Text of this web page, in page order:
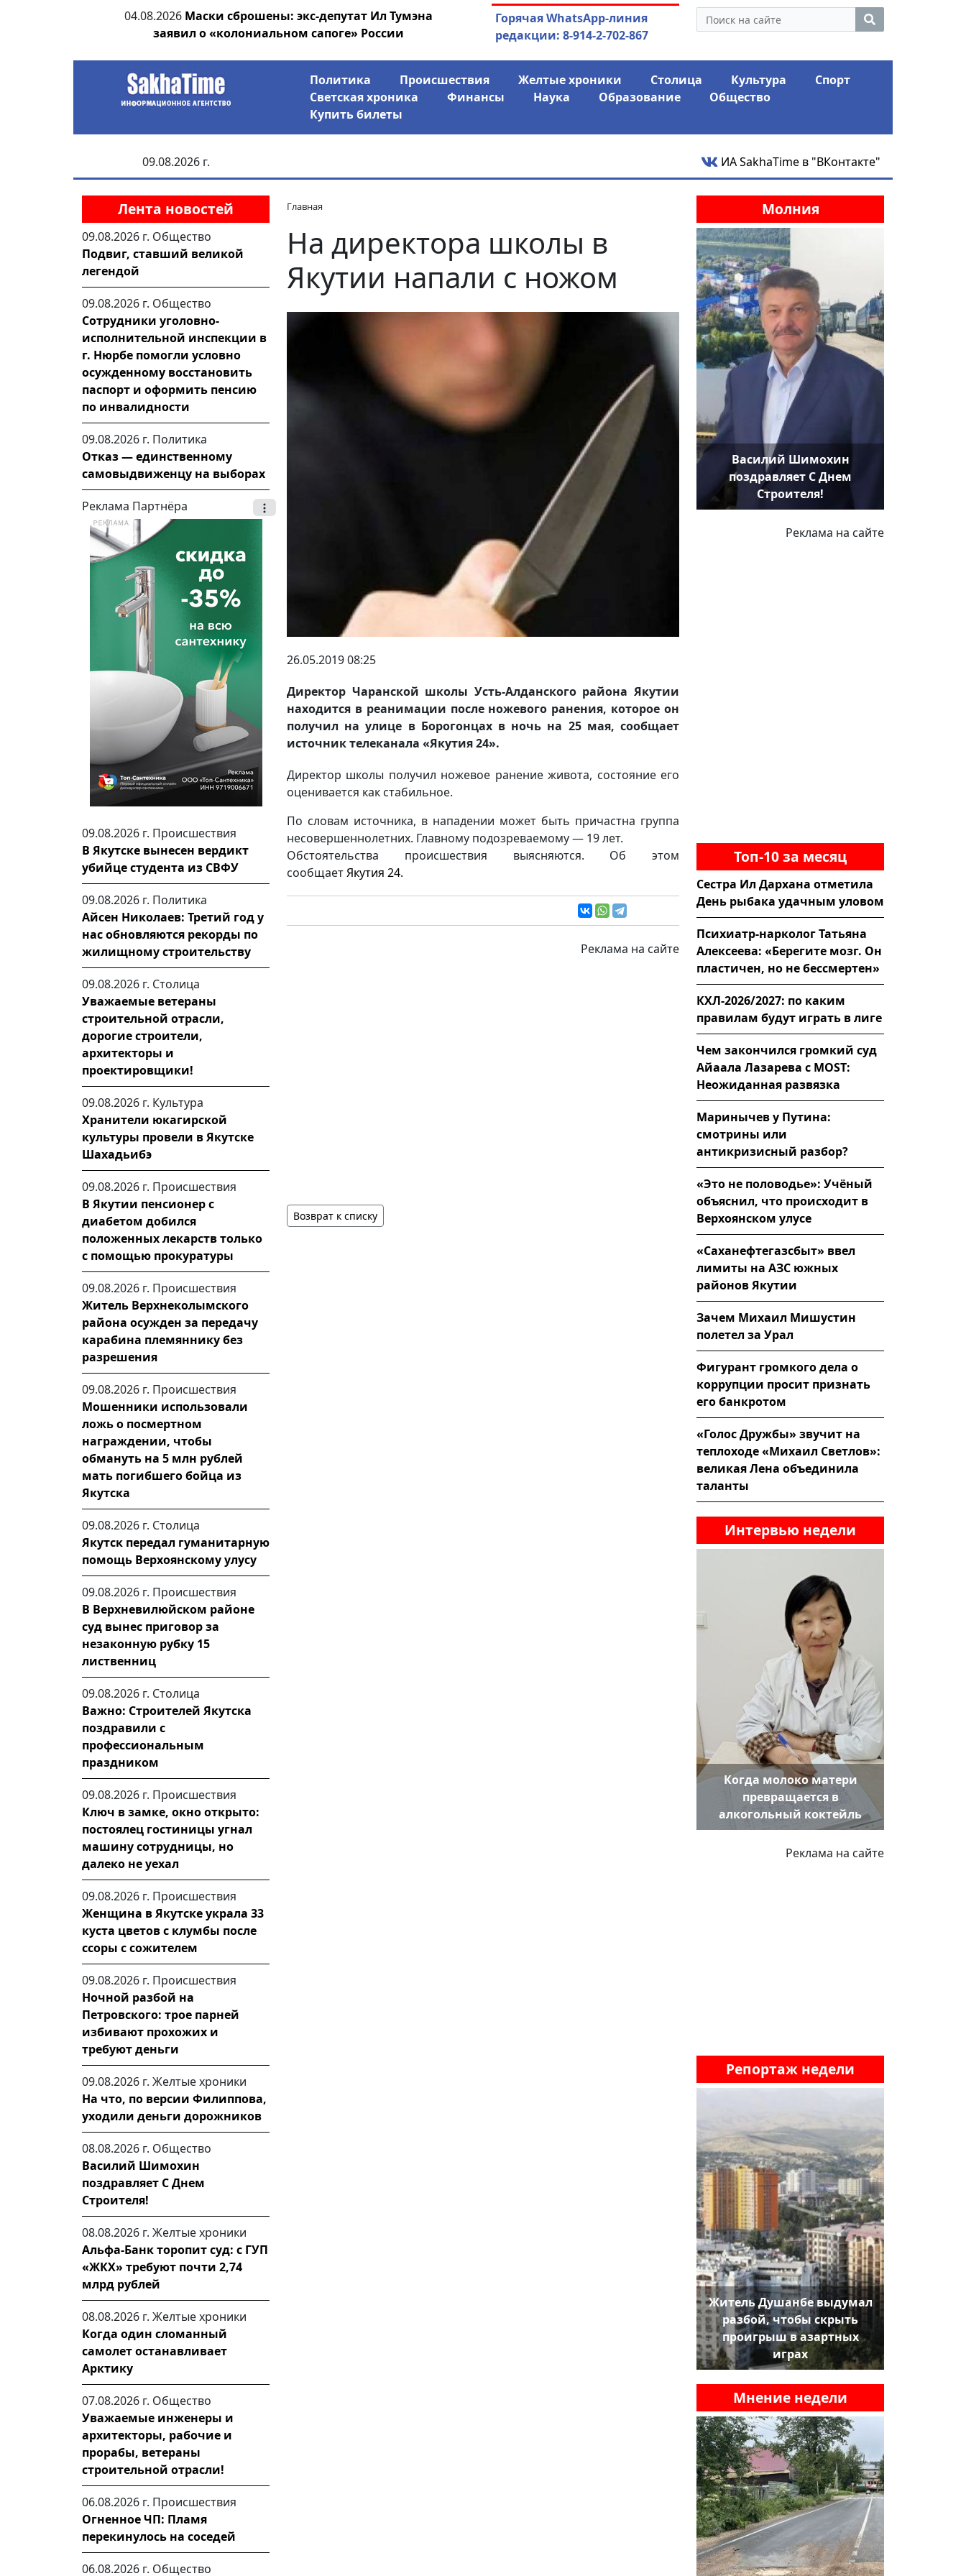
04.08.2026 Маски сброшены: экс-депутат Ил Тумэна
заявил о «колониальном сапоге» России
04.08.2026Маринычев у Путина: смотрины или
антикризисный разбор?
03.08.2026
Горячая WhatsApp-линия
редакции: 8-914-2-702-867
Политика Происшествия Желтые хроники Столица Культура
Спорт
Светская хроника
Финансы Наука Образование
Общество
Купить билеты
09.08.2026 г. ИА SakhaTime в "ВКонтакте"
Лента новостей
09.08.2026 г. Общество
Подвиг, ставший великой
легендой
09.08.2026 г. Общество
Сотрудники уголовно-
исполнительной инспекции в
г. Нюрбе помогли условно
осужденному восстановить
паспорт и оформить пенсию
по инвалидности
09.08.2026 г. Политика
Отказ — единственному
самовыдвиженцу на выборах
Реклама Партнёра
09.08.2026 г. Происшествия
В Якутске вынесен вердикт
убийце студента из СВФУ
09.08.2026 г. Политика
Айсен Николаев: Третий год у
нас обновляются рекорды по
жилищному строительству
09.08.2026 г. Столица
Уважаемые ветераны
строительной отрасли,
дорогие строители,
архитекторы и
проектировщики!
09.08.2026 г. Культура
Хранители юкагирской
культуры провели в Якутске
Шахадьибэ
09.08.2026 г. Происшествия
В Якутии пенсионер с
диабетом добился
положенных лекарств только
с помощью прокуратуры
09.08.2026 г. Происшествия
Житель Верхнеколымского
района осужден за передачу
карабина племяннику без
разрешения
09.08.2026 г. Происшествия
Мошенники использовали
ложь о посмертном
награждении, чтобы
обмануть на 5 млн рублей
мать погибшего бойца из
Якутска
09.08.2026 г. Столица
Якутск передал гуманитарную
помощь Верхоянскому улусу
09.08.2026 г. Происшествия
В Верхневилюйском районе
суд вынес приговор за
незаконную рубку 15
лиственниц
09.08.2026 г. Столица
Важно: Строителей Якутска
поздравили с
профессиональным
праздником
09.08.2026 г. Происшествия
Ключ в замке, окно открыто:
постоялец гостиницы угнал
машину сотрудницы, но
далеко не уехал
09.08.2026 г. Происшествия
Женщина в Якутске украла 33
куста цветов с клумбы после
ссоры с сожителем
09.08.2026 г. Происшествия
Ночной разбой на
Петровского: трое парней
избивают прохожих и
требуют деньги
09.08.2026 г. Желтые хроники
На что, по версии Филиппова,
уходили деньги дорожников
08.08.2026 г. Общество
Василий Шимохин
поздравляет С Днем
Строителя!
08.08.2026 г. Желтые хроники
Альфа-Банк торопит суд: с ГУП
«ЖКХ» требуют почти 2,74
млрд рублей
08.08.2026 г. Желтые хроники
Когда один сломанный
самолет останавливает
Арктику
07.08.2026 г. Общество
Уважаемые инженеры и
архитекторы, рабочие и
прорабы, ветераны
строительной отрасли!
06.08.2026 г. Происшествия
Огненное ЧП: Пламя
перекинулось на соседей
06.08.2026 г. Общество
Главная
На директора школы в
Якутии напали с ножом
26.05.2019 08:25
Директор Чаранской школы Усть-Алданского района Якутии
находится в реанимации после ножевого ранения, которое он
получил на улице в Борогонцах в ночь на 25 мая, сообщает
источник телеканала «Якутия 24».
Директор школы получил ножевое ранение живота, состояние его
оценивается как стабильное.
По словам источника, в нападении может быть причастна группа
несовершеннолетних. Главному подозреваемому — 19 лет.
Обстоятельства происшествия выясняются. Об этом
сообщаетЯкутия 24.
Реклама на сайте
Возврат к списку
Молния
Василий Шимохин
поздравляет С Днем
Строителя!
Реклама на сайте
Топ-10 за месяц
Сестра Ил Дархана отметила
День рыбака удачным уловом
Психиатр-нарколог Татьяна
Алексеева: «Берегите мозг. Он
пластичен, но не бессмертен»
КХЛ-2026/2027: по каким
правилам будут играть в лиге
Чем закончился громкий суд
Айаала Лазарева с MOST:
Неожиданная развязка
Маринычев у Путина:
смотрины или
антикризисный разбор?
«Это не половодье»: Учёный
объяснил, что происходит в
Верхоянском улусе
«Саханефтегазсбыт» ввел
лимиты на АЗС южных
районов Якутии
Зачем Михаил Мишустин
полетел за Урал
Фигурант громкого дела о
коррупции просит признать
его банкротом
«Голос Дружбы» звучит на
теплоходе «Михаил Светлов»:
великая Лена объединила
таланты
Интервью недели
Когда молоко матери
превращается в
алкогольный коктейль
Реклама на сайте
Репортаж недели
Житель Душанбе выдумал
разбой, чтобы скрыть
проигрыш в азартных
играх
Мнение недели